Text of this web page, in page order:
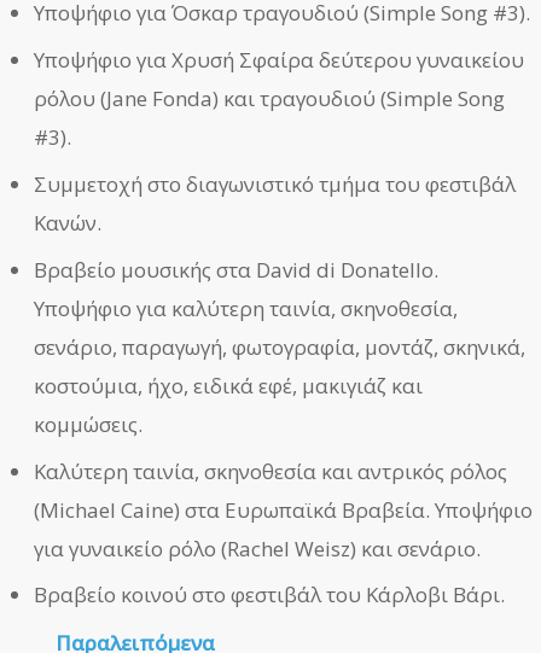
Υποψήφιο για Όσκαρ τραγουδιού (Simple Song #3).
Υποψήφιο για Χρυσή Σφαίρα δεύτερου γυναικείου
ρόλου (Jane Fonda) και τραγουδιού (Simple Song
#3).
Συμμετοχή στο διαγωνιστικό τμήμα του φεστιβάλ
Κανών.
Βραβείο μουσικής στα David di Donatello.
Υποψήφιο για καλύτερη ταινία, σκηνοθεσία,
σενάριο, παραγωγή, φωτογραφία, μοντάζ, σκηνικά,
κοστούμια, ήχο, ειδικά εφέ, μακιγιάζ και
κομμώσεις.
Καλύτερη ταινία, σκηνοθεσία και αντρικός ρόλος
(Michael Caine) στα Ευρωπαϊκά Βραβεία. Υποψήφιο
για γυναικείο ρόλο (Rachel Weisz) και σενάριο.
Βραβείο κοινού στο φεστιβάλ του Κάρλοβι Βάρι.
Παραλειπόμενα